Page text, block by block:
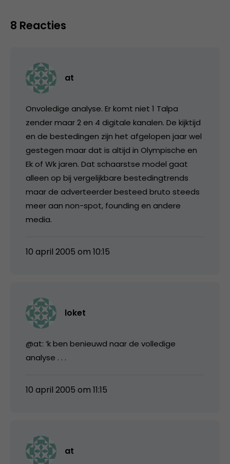
8 Reacties
at
Onvoledige analyse. Er komt niet 1 Talpa
zender maar 2 en 4 digitale kanalen. De kijktijd
en de bestedingen zijn het afgelopen jaar wel
gestegen maar dat is altijd in Olympische en
Ek of Wk jaren. Dat schaarstse model gaat
alleen op bij vergelijkbare bestedingtrends
maar de adverteerder besteed bruto steeds
meer aan non-spot, founding en andere
media.
10 april 2005 om 10:15
loket
@at: ‘k ben benieuwd naar de volledige
analyse . . .
10 april 2005 om 11:15
at